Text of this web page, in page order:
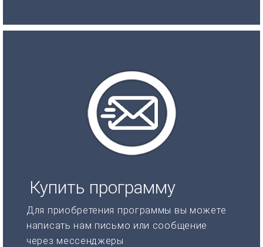
Купить программу
Для приобретения программы вы можете
написать нам письмо или сообщение
через мессенджеры